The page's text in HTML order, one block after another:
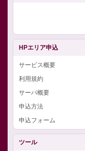
HPエリア申込
サービス概要
利用規約
サーバ概要
申込方法
申込フォーム
ツール